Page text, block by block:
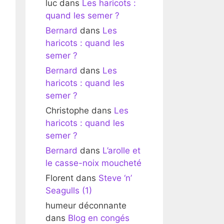
luc dans Les haricots :
quand les semer ?
Bernard dans Les
haricots : quand les
semer ?
Bernard dans Les
haricots : quand les
semer ?
Christophe dans Les
haricots : quand les
semer ?
Bernard dans L’arolle et
le casse-noix moucheté
Florent dans Steve ‘n’
Seagulls (1)
humeur déconnante
dans Blog en congés